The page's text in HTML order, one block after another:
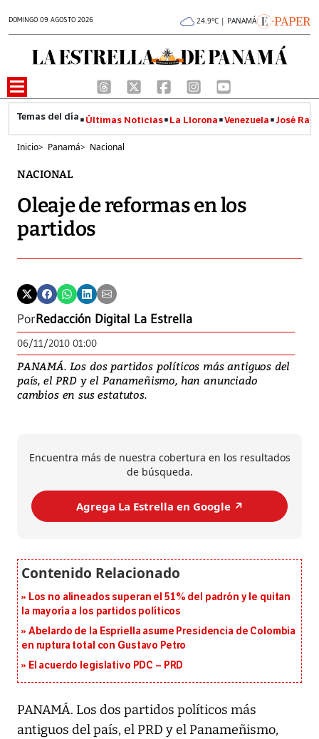
DOMINGO 09 AGOSTO 2026 24.9°C | PANAMÁ
Últimas Noticias La Llorona Venezuela José
Inicio> Panamá> Nacional
NACIONAL
Oleaje de reformas en los
partidos
PorRedacción Digital La Estrella
06/11/2010 01:00
PANAMÁ. Los dos partidos políticos más antiguos del
país, el PRD y el Panameñismo, han anunciado
cambios en sus estatutos.
Encuentra más de nuestra cobertura en los resultados
de búsqueda.
Agrega La Estrella en Google ↗️
Los no alineados superan el 51% del padrón y le quitan
la mayoría a los partidos políticos
Abelardo de la Espriella asume Presidencia de Colombia
en ruptura total con Gustavo Petro
El acuerdo legislativo PDC – PRD
PANAMÁ. Los dos partidos políticos más
antiguos del país, el PRD y el Panameñismo,